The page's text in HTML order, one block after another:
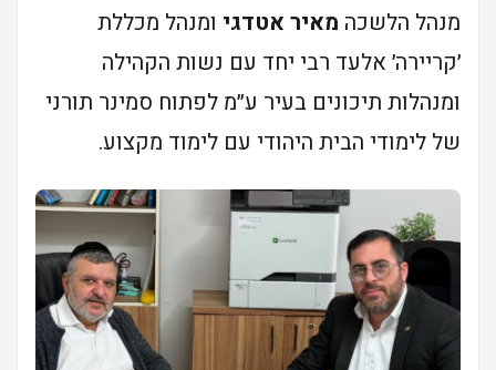
מנהל הלשכה מאיר אטדגי ומנהל מכללת
׳קריירה׳ אלעד רבי יחד עם נשות הקהילה
ומנהלות תיכונים בעיר ע״מ לפתוח סמינר תורני
של לימודי הבית היהודי עם לימוד מקצוע.